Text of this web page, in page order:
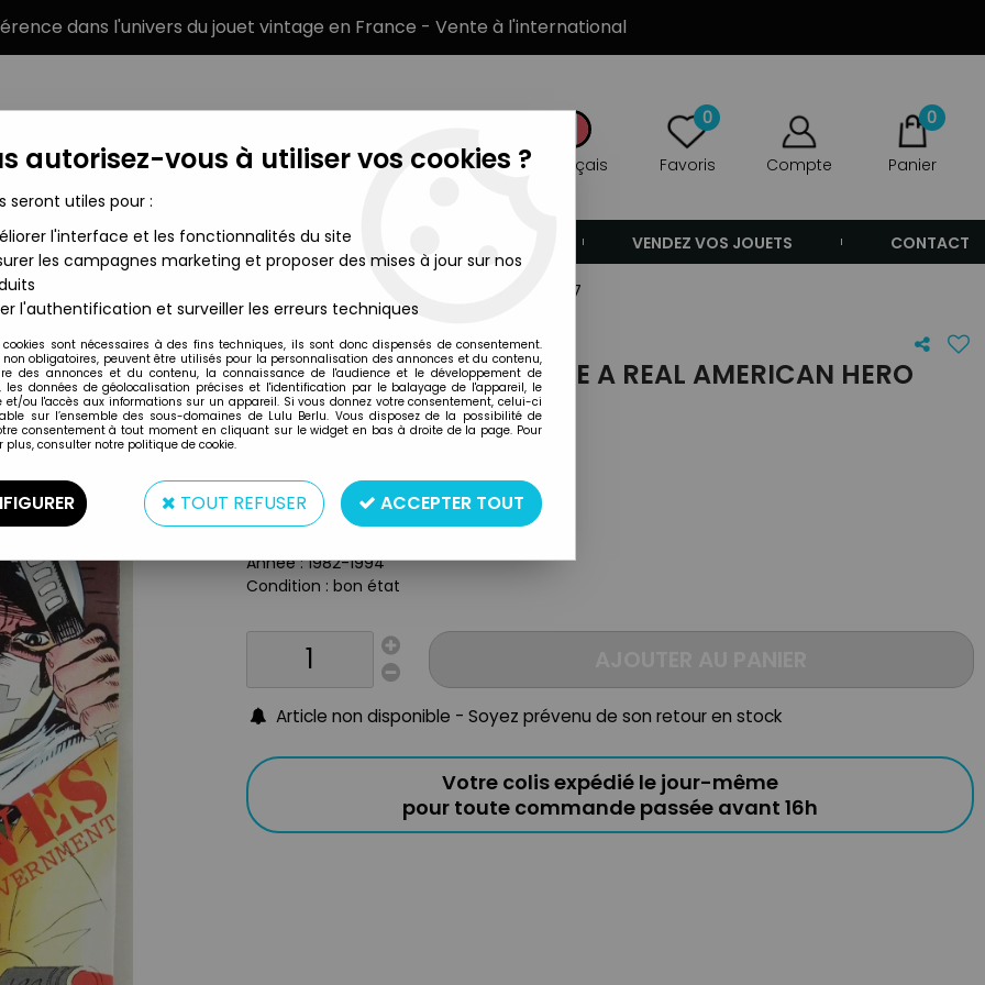
dans l'univers du jouet vintage en France - Vente à l'international
Français
0
Favoris Compte
0
Panier
MARQUES TYPE DE PRODUIT VENDEZ VOS JOUETS CONTACT
Produits Divers Marvel Comics - G.I.JOE A Real American Hero #107
Marvel Comics
MARVEL COMICS - G.I.JOE A REAL AMERICAN HERO
#107
Type : comic book / bande dessinée
Taille : 26x17cm
Année : 1982-1994
Condition : bon état
Article non disponible - Soyez prévenu de son retour en stock
Votre colis expédié le jour-même
pour toute commande passée avant 16h
autorisez-vous à utiliser vos cookies ?
seront utiles pour :
l'interface et les fonctionnalités du site
les campagnes marketing et proposer des mises à jour sur nos
l'authentification et surveiller les erreurs techniques
cookies sont nécessaires à des fins techniques, ils sont donc dispensés de consentement.
non obligatoires, peuvent être utilisés pour la personnalisation des annonces et du contenu,
des annonces et du contenu, la connaissance de l'audience et le développement de
les données de géolocalisation précises et l'identification par le balayage de l'appareil, le
et/ou l'accès aux informations sur un appareil. Si vous donnez votre consentement, celui-ci
sur l’ensemble des sous-domaines de Lulu Berlu. Vous disposez de la possibilité de
consentement à tout moment en cliquant sur le widget en bas à droite de la page. Pour
plus, consulter notre politique de cookie.
TOUT REFUSER ACCEPTER TOUT